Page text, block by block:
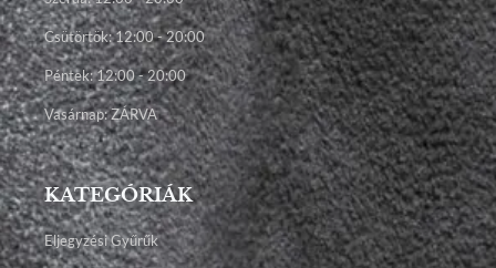
Csütörtök: 12:00 - 20:00
Péntek: 12:00 - 20:00
Vasárnap: ZÁRVA
KATEGÓRIÁK
Eljegyzési Gyűrűk